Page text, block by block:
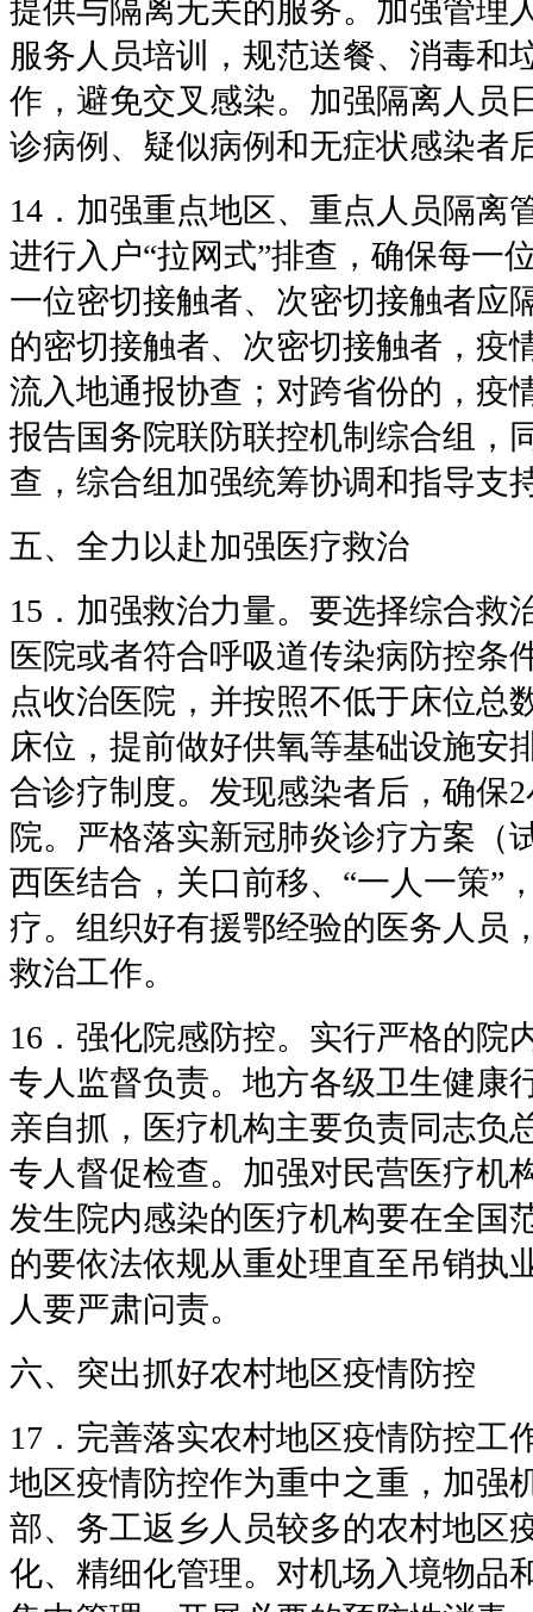
提供与隔离无关的服务。加强管理
服务人员培训，规范送餐、消毒和
作，避免交叉感染。加强隔离人员
诊病例、疑似病例和无症状感染者
14．加强重点地区、重点人员隔离
进行入户“拉网式”排查，确保每一
一位密切接触者、次密切接触者应
的密切接触者、次密切接触者，疫
流入地通报协查；对跨省份的，疫
报告国务院联防联控机制综合组，
查，综合组加强统筹协调和指导支
五、全力以赴加强医疗救治
15．加强救治力量。要选择综合救
医院或者符合呼吸道传染病防控条
点收治医院，并按照不低于床位总
床位，提前做好供氧等基础设施安
合诊疗制度。发现感染者后，确保
院。严格落实新冠肺炎诊疗方案（
西医结合，关口前移、“一人一策”
疗。组织好有援鄂经验的医务人员
救治工作。
16．强化院感防控。实行严格的院
专人监督负责。地方各级卫生健康
亲自抓，医疗机构主要负责同志负
专人督促检查。加强对民营医疗机
发生院内感染的医疗机构要在全国
的要依法依规从重处理直至吊销执
人要严肃问责。
六、突出抓好农村地区疫情防控
17．完善落实农村地区疫情防控工
地区疫情防控作为重中之重，加强
部、务工返乡人员较多的农村地区
化、精细化管理。对机场入境物品